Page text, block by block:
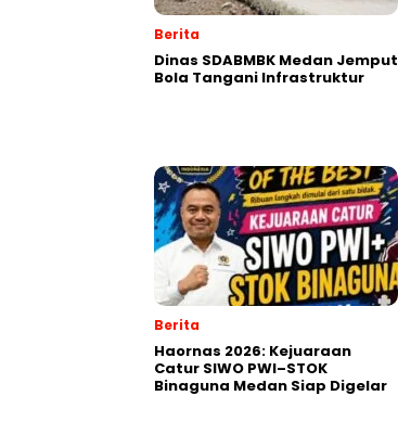
Berita
Dinas SDABMBK Medan Jemput
Bola Tangani Infrastruktur
Berita
Haornas 2026: Kejuaraan
Catur SIWO PWI–STOK
Binaguna Medan Siap Digelar